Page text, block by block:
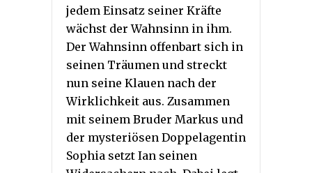
jedem Einsatz seiner Kräfte
wächst der Wahnsinn in ihm.
Der Wahnsinn offenbart sich in
seinen Träumen und streckt
nun seine Klauen nach der
Wirklichkeit aus. Zusammen
mit seinem Bruder Markus und
der mysteriösen Doppelagentin
Sophia setzt Ian seinen